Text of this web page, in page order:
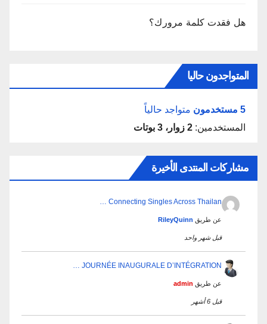
هل فقدت كلمة مرورك؟
المتواجدون حاليا
5 مستخدمون
متواجد حالياً
المستخدمين: 2 زوار، 3 بوتات
مشاركات المنتدى الأخيرة
Connecting Singles Across Thailan …
عن طريق RileyQuinn
قبل شهر واحد
JOURNÉE INAUGURALE D’INTÉGRATION …
عن طريق admin
قبل 6 أشهر